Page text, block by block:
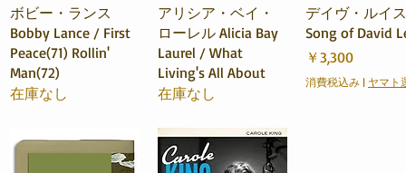
クイックビュー
ボビー・ランス
Bobby Lance / First
Peace(71) Rollin'
Man(72)
在庫なし
クイックビュー
アリシア・ベイ・
ローレル Alicia Bay
Laurel / What
Living's All About
在庫なし
クイックビュ
デイヴ・ルイ
Song of David
価格
￥3,300
消費税込み| ヤマト